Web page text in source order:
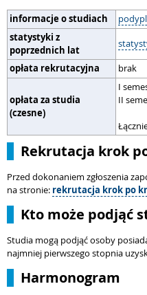
informacje o studiach
statystyki z
poprzednich lat
opłata rekrutacyjna
brak
opłata za studia
(czesne)
I
II
Rekrutacja krok
Przed dokonaniem zgłoszenia
na stronie: rekrutacja krok po
Kto może podjąć
Studia mogą podjąć osoby
najmniej pierwszego stopnia
Harmonogram